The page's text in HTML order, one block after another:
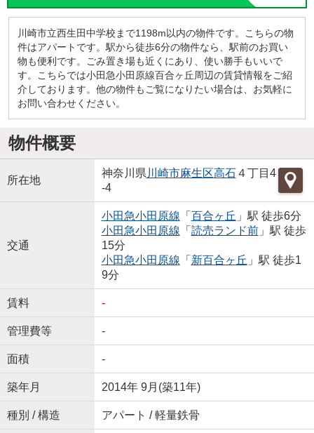
川崎市立西生田中学校まで1198m以内の物件です。こちらの物
件はアパートです。駅から徒歩6分の物件なら、駅前のお買い
物も便利です。ごみ置き場も近くにあり、使い勝手もいいで
す。こちらでは小田急小田原線百合ヶ丘周辺の賃貸情報をご紹
介しております。他の物件もご覧になりたい場合は、お気軽に
お問い合わせください。
物件概要
所在地
神奈川県 川崎市麻生区高石４丁目4
-4
交通
小田急小田原線 「 百合ヶ丘 」駅 徒歩6分
小田急小田原線 「 読売ランド前」駅 徒歩
15分
小田急小田原線 「 新百合ヶ丘 」駅 徒歩1
9分
賃料 -
管理費等 -
面積 -
築年月 2014年 9月(築11年)
種別 / 構造 アパート / 軽量鉄骨